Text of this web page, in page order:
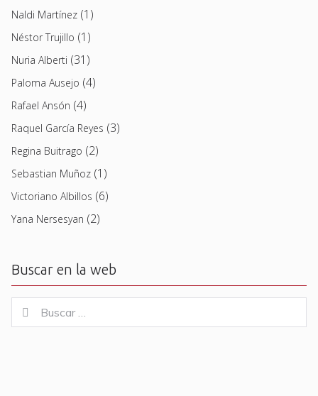
Naldi Martínez (1)
Néstor Trujillo (1)
Nuria Alberti (31)
Paloma Ausejo (4)
Rafael Ansón (4)
Raquel García Reyes (3)
Regina Buitrago (2)
Sebastian Muñoz (1)
Victoriano Albillos (6)
Yana Nersesyan (2)
Buscar en la web
for:
Buscar